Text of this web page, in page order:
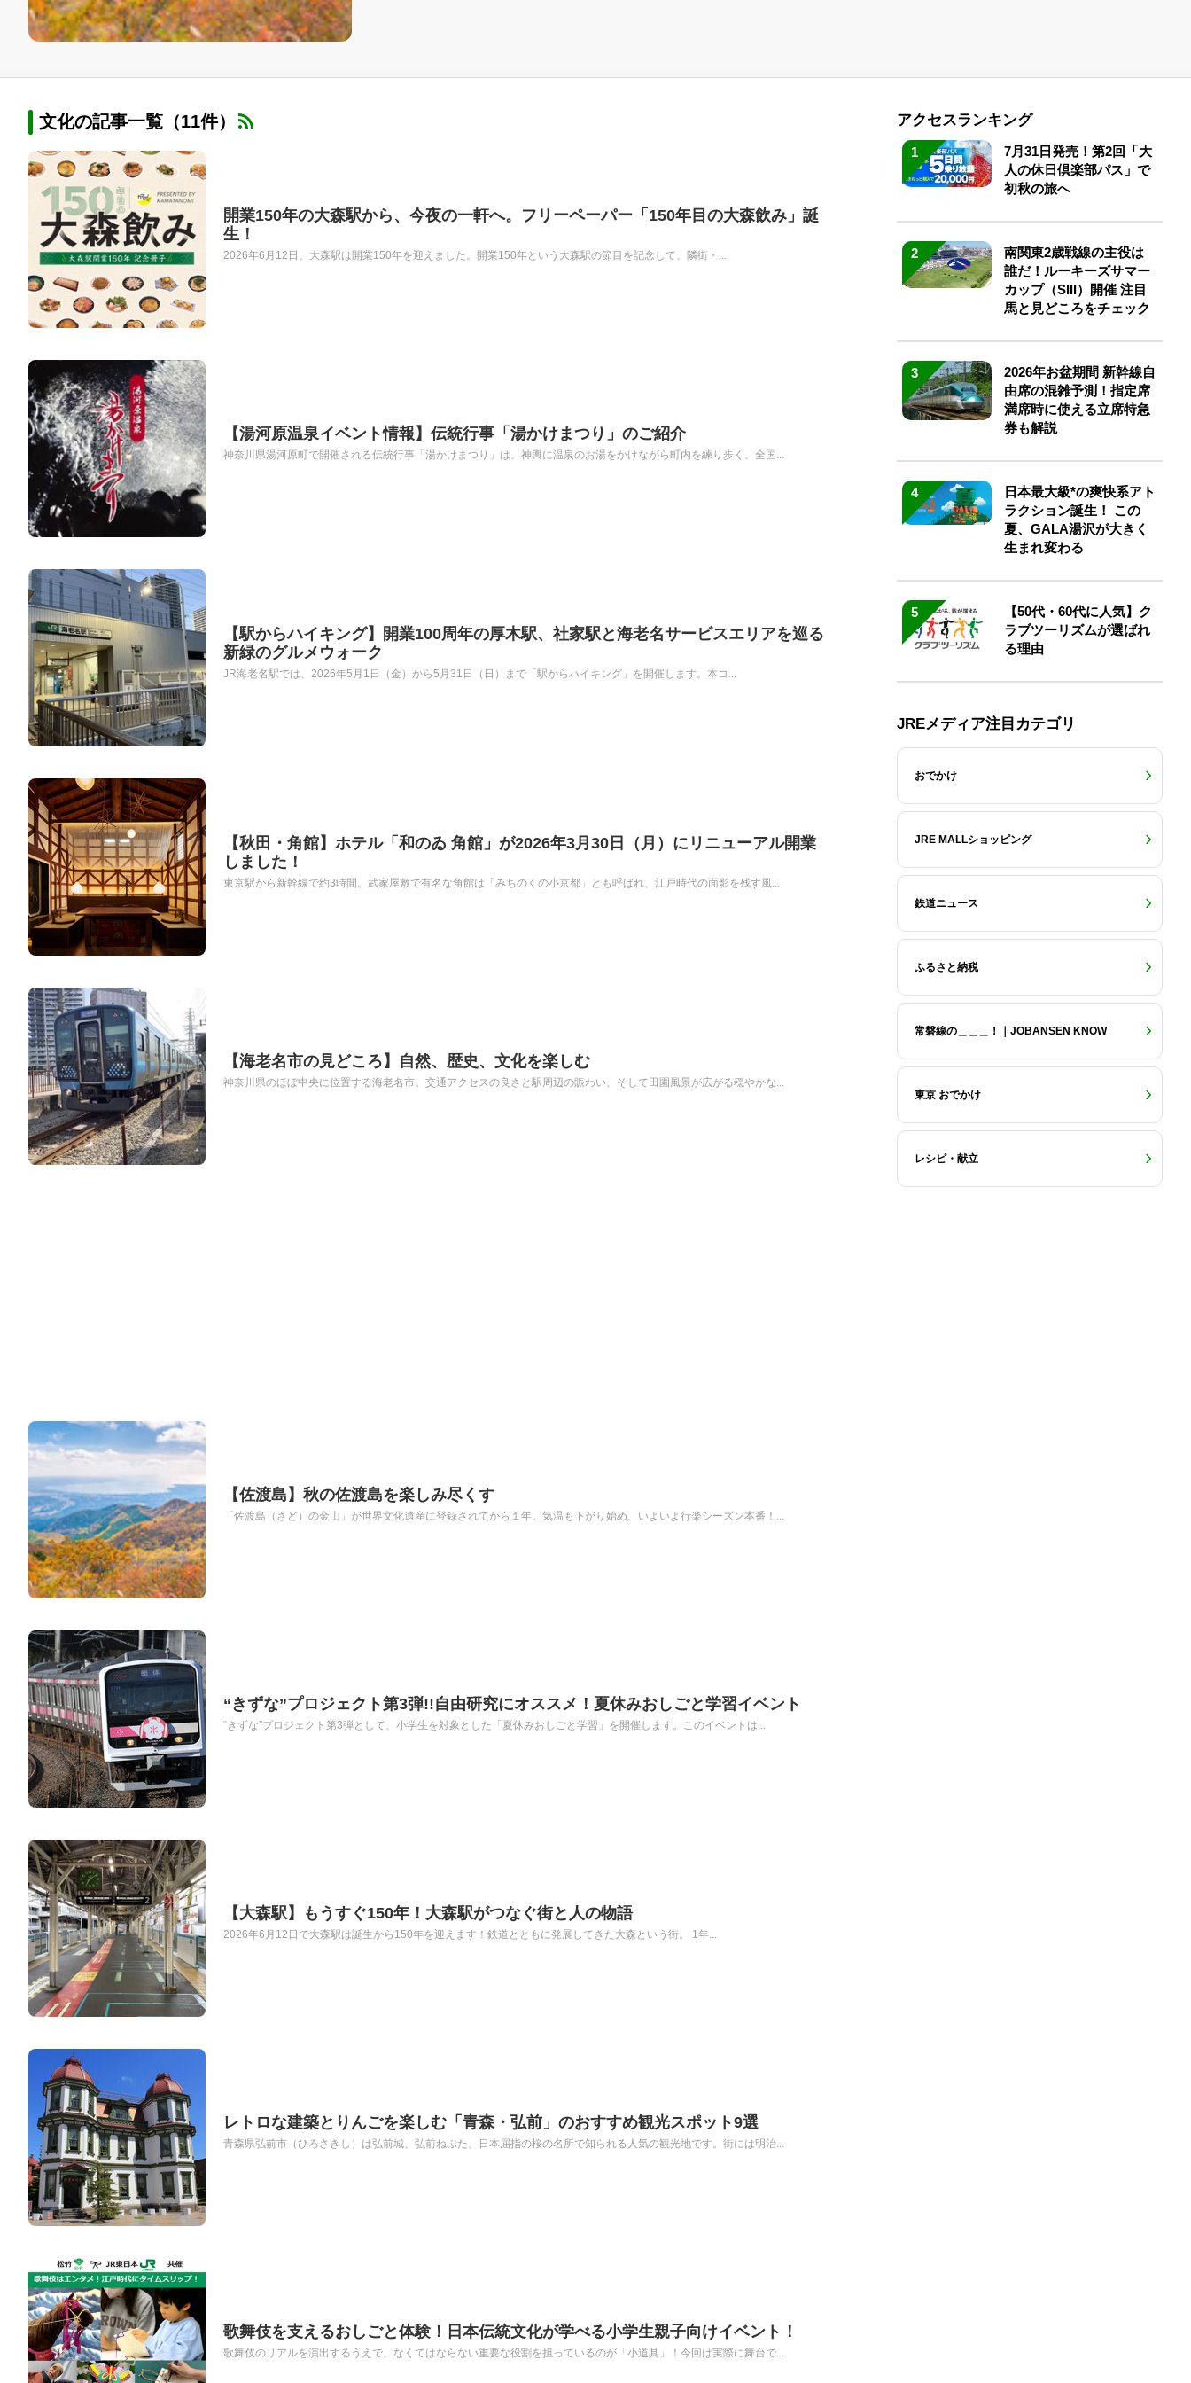
文化の記事一覧（11件）
開業150年の大森駅から、今夜の一軒へ。フリーペーパー「150年目の大森飲み」誕
生！
2026年6月12日、大森駅は開業150年を迎えました。開業150年という大森駅の節目を記念して、隣街・...
【湯河原温泉イベント情報】伝統行事「湯かけまつり」のご紹介
神奈川県湯河原町で開催される伝統行事「湯かけまつり」は、神輿に温泉のお湯をかけながら町内を練り歩く、全国...
【駅からハイキング】開業100周年の厚木駅、社家駅と海老名サービスエリアを巡る
新緑のグルメウォーク
JR海老名駅では、2026年5月1日（金）から5月31日（日）まで「駅からハイキング」を開催します。本コ...
【秋田・角館】ホテル「和のゐ 角館」が2026年3月30日（月）にリニューアル開業
しました！
東京駅から新幹線で約3時間。武家屋敷で有名な角館は「みちのくの小京都」とも呼ばれ、江戸時代の面影を残す風...
【海老名市の見どころ】自然、歴史、文化を楽しむ
神奈川県のほぼ中央に位置する海老名市。交通アクセスの良さと駅周辺の賑わい、そして田園風景が広がる穏やかな...
【佐渡島】秋の佐渡島を楽しみ尽くす
「佐渡島（さど）の金山」が世界文化遺産に登録されてから１年。気温も下がり始め、いよいよ行楽シーズン本番！...
“きずな”プロジェクト第3弾!!自由研究にオススメ！夏休みおしごと学習イベント
“きずな”プロジェクト第3弾として、小学生を対象とした「夏休みおしごと学習」を開催します。このイベントは...
【大森駅】もうすぐ150年！大森駅がつなぐ街と人の物語
2026年6月12日で大森駅は誕生から150年を迎えます！鉄道とともに発展してきた大森という街。 1年...
レトロな建築とりんごを楽しむ「青森・弘前」のおすすめ観光スポット9選
青森県弘前市（ひろさきし）は弘前城、弘前ねぷた、日本屈指の桜の名所で知られる人気の観光地です。街には明治...
歌舞伎を支えるおしごと体験！日本伝統文化が学べる小学生親子向けイベント！
歌舞伎のリアルを演出するうえで、なくてはならない重要な役割を担っているのが「小道具」！今回は実際に舞台で...
アクセスランキング
1
7月31日発売！第2回「大
人の休日倶楽部パス」で
初秋の旅へ
2
南関東2歳戦線の主役は
誰だ！ルーキーズサマー
カップ（SIII）開催 注目
馬と見どころをチェック
3
2026年お盆期間 新幹線自
由席の混雑予測！指定席
満席時に使える立席特急
券も解説
4
日本最大級*の爽快系アト
ラクション誕生！ この
夏、GALA湯沢が大きく
生まれ変わる
5
【50代・60代に人気】ク
ラブツーリズムが選ばれ
る理由
JREメディア注目カテゴリ
おでかけ
JRE MALLショッピング
鉄道ニュース
ふるさと納税
常磐線の＿＿＿！｜JOBANSEN KNOW
東京 おでかけ
レシピ・献立